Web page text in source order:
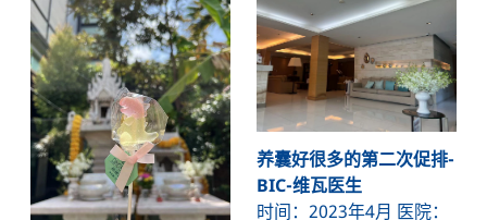
养囊好很多的第二次促排-
BIC-维瓦医生
时间：2023年4月 医院：